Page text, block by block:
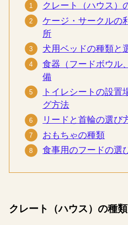
クレート（ハウス）
ケージ・サークルの
所
犬用ベッドの種類と
食器（フードボウル
備
トイレシートの設置
グ方法
リードと首輪の選び
おもちゃの種類
食事用のフードの選
クレート（ハウス）の種